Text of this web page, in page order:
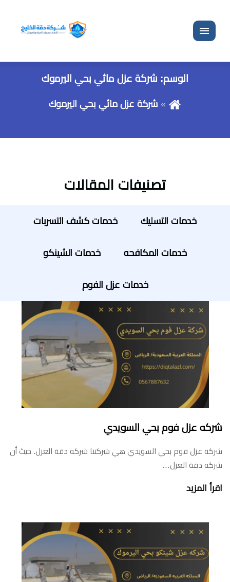
القائمة
الوسم: شركة عزل مائي بحي اليرموك
شركة عزل مائي بحي اليرموك
تصنيفات المقالات
خدمات التسليك خدمات كشف التسربات
خدمات المكافحه خدمات الشينكو
خدمات عزل الفوم
شركه عزل فوم بحي السويدي
شركه عزل فوم بحي السويدي هي شركتنا شركه دقة العزل. حيث أن
شركه دقة العزل…
اقرأ المزيد